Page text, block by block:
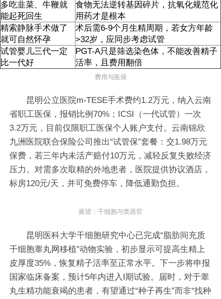
多吃韭菜、牛鞭就
能起死回生
食物无法逆转基因碎片，抗氧化规范化
用药才是根本
精索静脉手术做了
就可自然怀孕
术后需6-9个月生精周期，若女方年龄
>32岁，应同步考虑试管
试管婴儿三代一定
比一代好
PGT-A只是筛选染色体，不能改善精子
活率，且费用翻倍
费用与医保
昆明公立医院m-TESE手术费约1.2万元，纳入云南
省职工医保，报销比例70%；ICSI（一代试管）一次
3.2万元，目前仅限职工医保个人账户支付。云南锦欣
九洲医院联合保险公司推出“试管保”套餐：交1.98万元
保费，若三年内未活产赔付10万元，减轻反复失败经济
压力。对需多次取精的外地患者，医院提供协议酒店，
标房120元/天，并可免费停车，降低通勤负担。
展望：干细胞与类器官
昆明医科大学干细胞研究中心已完成“脂肪间充质
干细胞睾丸网移植”动物实验，初步显示可提高生精上
皮厚度35%，恢复精子活率至正常水平。下一步将申报
国家临床备案，预计5年内进入Ⅰ期试验。届时，对于睾
丸生精功能衰竭的患者，有望通过“种子再生”而非“找种